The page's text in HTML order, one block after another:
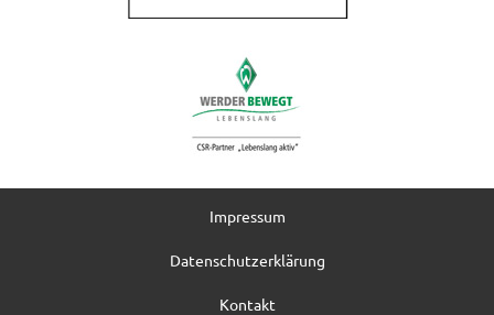
Impressum
Datenschutzerklärung
Kontakt